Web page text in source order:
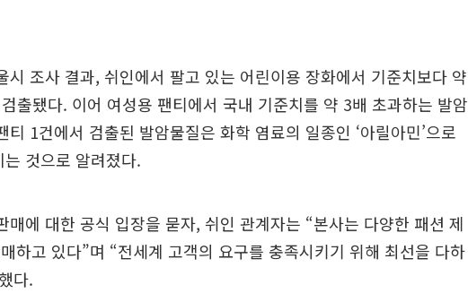
시 조사 결과, 쉬인에서 팔고 있는 어린이용 장화에서 기준치보다 약
출됐다. 이어 여성용 팬티에서 국내 기준치를 약 3배 초과하는 발암
티 1건에서 검출된 발암물질은 화학 염료의 일종인 ‘아릴아민’으로
것으로 알려졌다.
매에 대한 공식 입장을 묻자, 쉬인 관계자는 “본사는 다양한 패션 제
하고 있다”며 “전세계 고객의 요구를 충족시키기 위해 최선을 다하
다.